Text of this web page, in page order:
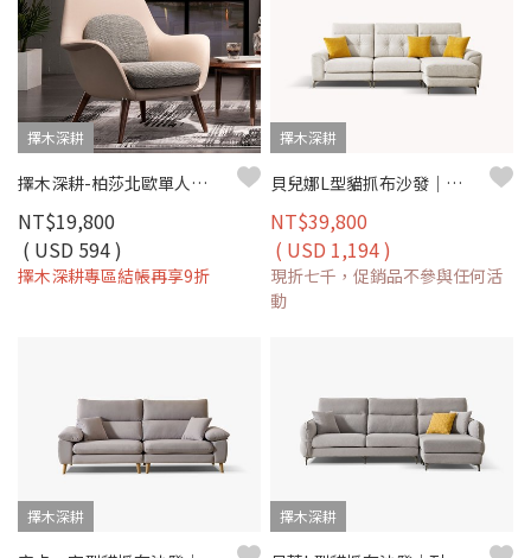
擇木深耕
擇木深耕-柏莎北歐單人造型椅
NT$19,800
( USD 594 )
擇木深耕專區結帳再享9折
擇木深耕
貝兒娜L型貓抓布沙發｜耐磨防潑水 × 可拆洗布套 × 左右移動腳椅 – 擇木深耕
NT$39,800
( USD 1,194 )
現折七千，促銷品不參與任何活
動
擇木深耕 擇木深耕